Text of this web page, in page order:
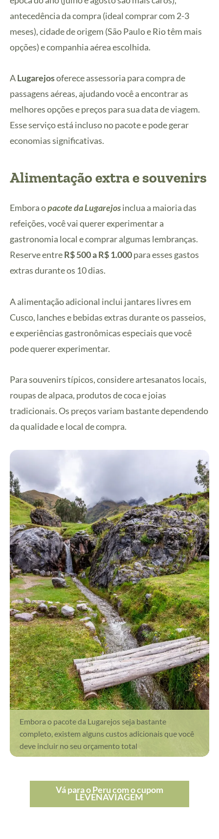
antecedência da compra (ideal comprar com 2-3
meses), cidade de origem (São Paulo e Rio têm mais
opções) e companhia aérea escolhida.
ALugarejosoferece assessoria para compra de
passagens aéreas, ajudando você a encontrar as
melhores opções e preços para sua data de viagem.
Esse serviço está incluso no pacote e pode gerar
economias significativas.
Alimentação extra e souvenirs
Embora opacote da Lugarejosinclua a maioria das
refeições, você vai querer experimentar a
gastronomia local e comprar algumas lembranças.
Reserve entreR$ 500 a R$ 1.000para esses gastos
extras durante os 10 dias.
A alimentação adicional inclui jantares livres em
Cusco, lanches e bebidas extras durante os passeios,
e experiências gastronômicas especiais que você
pode querer experimentar.
Para souvenirs típicos, considere artesanatos locais,
roupas de alpaca, produtos de coca e joias
tradicionais. Os preços variam bastante dependendo
da qualidade e local de compra.
Embora o pacote da Lugarejos seja bastante
completo, existem alguns custos adicionais que você
deve incluir no seu orçamento total
Vá para o Peru com o cupom
LEVENAVIAGEM